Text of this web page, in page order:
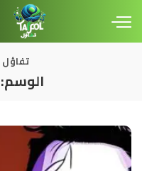
تفاؤل
الوسم: